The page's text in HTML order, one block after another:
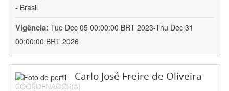
- Brasil
Vigência: Tue Dec 05 00:00:00 BRT 2023-Thu Dec 31
00:00:00 BRT 2026
Carlo José Freire de Oliveira
COORDENADOR(A)